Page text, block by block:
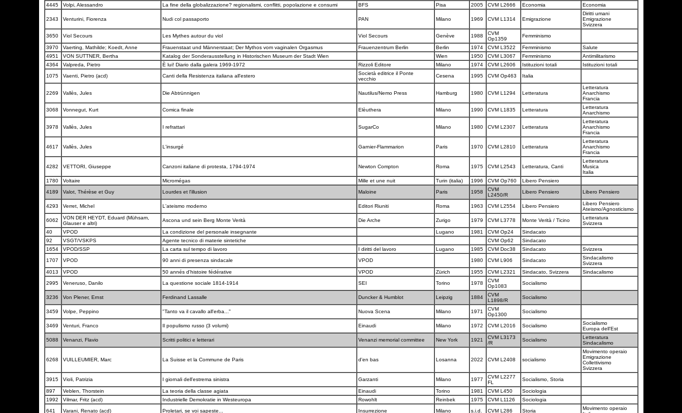
4445
Volpi, Alessandro La fine della globalizzazione? regionalismi, conflitti, popolazione e consumi BFS Pisa 2005 CVM L2666 Economia Economia
2343 Venturini, Fiorenza Nudi col passaporto PAN Milano 1969 CVM L1314 Emigrazione
Diritti umani
Emigrazione
Svizzera
3650
Viol Secours Les Mythes autour du viol Viol Secours Genève 1988
CVM
Op1359
Femminismo
3970 Vaerting, Mathilde; Koedt, Anne Frauenstaat und Männerstaat; Der Mythos vom vaginalen Orgasmus Frauenzentrum Berlin Berlin 1974 CVM L3522 Femminismo
Salute
4951
VON SUTTNER, Bertha Katalog der Sonderausstellung in Historischen Museum der Stadt Wien Wien 1950 CVM L3067 Femminismo
Antimilitarismo
4364
Valpreda, Pietro È lui! Diario dalla galera 1969-1972 Rizzoli Editore Milano 1974 CVM L2606 Istituzioni totali
Istituzioni totali
1075
Vaenti, Pietro (acd) Canti della Resistenza italiana all'estero
Società editrice il Ponte
vecchio
Cesena 1995 CVM Op463 Italia
2269 Vallès, Jules Die Abtrünnigen Nautilus/Nemo Press Hamburg 1980 CVM L1294 Letteratura
Letteratura
Anarchismo
Francia
3068
Vonnegut, Kurt Comica finale Elèuthera Milano 1990 CVM L1835 Letteratura
Letteratura
Anarchismo
3978 Vallès, Jules I refrattari SugarCo Milano 1980 CVM L2307 Letteratura
Letteratura
Anarchismo
Francia
4617 Vallès, Jules L'insurgé Garnier-Flammarion Paris 1970 CVM L2810 Letteratura
Letteratura
Anarchismo
Francia
4282 VETTORI, Giuseppe Canzoni italiane di protesta, 1794-1974 Newton Compton Roma 1975 CVM L2543 Letteratura, Canti
Letteratura
Musica
Italia
1780
Voltaire Micromégas Mille et une nuit Turin (italia) 1996 CVM Op760
Libero Pensiero
4189
Valot, Thérèse et Guy Lourdes et l'illusion Maloine Paris 1958
CVM
L2450/R
Libero Pensiero Libero Pensiero
4293 Verret, Michel L'ateismo moderno Editori Riuniti Roma 1963 CVM L2554 Libero Pensiero
Libero Pensiero
Ateismo/Agnosticismo
6062
VON DER HEYDT, Eduard (Mühsam,
Glauser e altri)
Ascona und sein Berg Monte Verità Die Arche Zurigo 1979 CVM L3778 Monte Verità / Ticino
Letteratura
Svizzera
40
VPOD La condizione del personale insegnante Lugano 1981 CVM Op24
Sindacato
92
VSGT/VSKPS Agente tecnico di materie sintetiche CVM Op62
Sindacato
1654
VPOD/SSP La carta sul tempo di lavoro I diritti del lavoro Lugano 1985 CVM Doc38 Sindacato
Svizzera
1707
VPOD 90 anni di presenza sindacale VPOD 1980 CVM L906 Sindacato
Sindacalismo
Svizzera
4013
VPOD 50 annés d'histoire fédérative VPOD Zürich 1955 CVM L2321 Sindacato, Svizzera
Sindacalismo
2995
Veneruso, Danilo La questione sociale 1814-1914 SEI Torino 1978
CVM
Op1083
Socialismo
3236 Von Plener, Ernst Ferdinand Lassalle Duncker & Humblot Leipzig 1884
CVM
L1898/R
Socialismo
3459 Volpe, Peppino "Tanto va il cavallo all'erba..." Nuova Scena Milano 1971
CVM
Op1300
Socialismo
3469 Venturi, Franco Il populismo russo (3 volumi) Einaudi Milano 1972 CVM L2016 Socialismo
Socialismo
Europa dell'Est
5088
Venanzi, Flavio Scritti politici e letterari Venanzi memorial committee New York 1921
CVM L3173
/R
Socialismo
Letteratura
Sindacalismo
6268 VUILLEUMIER, Marc La Suisse et la Commune de Paris d'en bas Losanna 2022 CVM L2408 socialismo
Movimento operaio
Emigrazione
Collettivismo
Svizzera
3915
Violi, Patrizia I giornali dell'estrema sinistra Garzanti Milano 1977
CVM L2277
FL
Socialismo, Storia
897 Veblen, Thorstein La teoria della classe agiata Einaudi Torino 1981 CVM L450
Sociologia
1992
Vilmar, Fritz (acd) Industrielle Demokratie in Westeuropa Rowohlt Reinbek 1975 CVM L1126
Sociologia
641
Varani, Renato (acd) Proletari, se voi sapeste... Insurrezione Milano s.i.d. CVM L286 Storia
Movimento operaio